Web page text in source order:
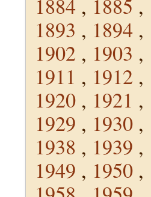
1884 , 1885 ,
1893 , 1894 ,
1902 , 1903 ,
1911 , 1912 ,
1920 , 1921 ,
1929 , 1930 ,
1938 , 1939 ,
1949 , 1950 ,